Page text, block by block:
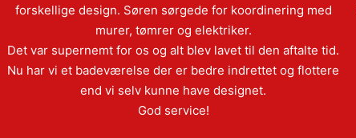
forskellige design. Søren sørgede for koordinering med
murer, tømrer og elektriker.
Det var supernemt for os og alt blev lavet til den aftalte tid.
Nu har vi et badeværelse der er bedre indrettet og flottere
end vi selv kunne have designet.
God service!